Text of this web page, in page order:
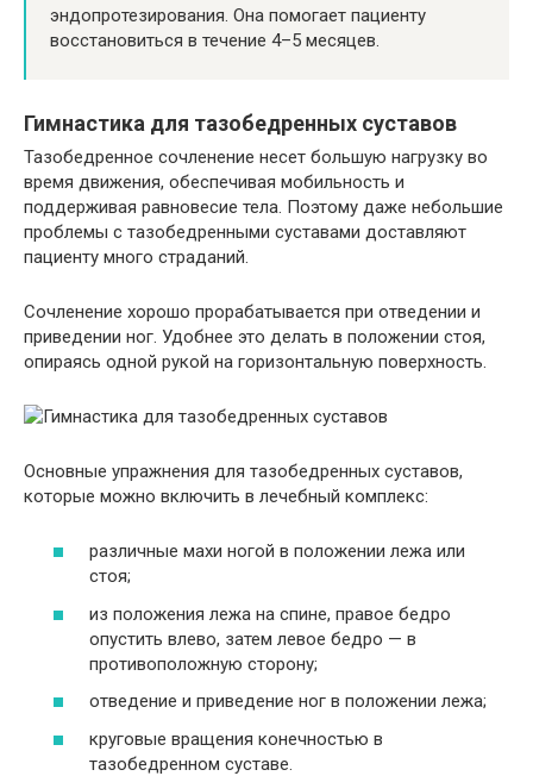
эндопротезирования. Она помогает пациенту
восстановиться в течение 4–5 месяцев.
Гимнастика для тазобедренных суставов
Тазобедренное сочленение несет большую нагрузку во
время движения, обеспечивая мобильность и
поддерживая равновесие тела. Поэтому даже небольшие
проблемы с тазобедренными суставами доставляют
пациенту много страданий.
Сочленение хорошо прорабатывается при отведении и
приведении ног. Удобнее это делать в положении стоя,
опираясь одной рукой на горизонтальную поверхность.
Основные упражнения для тазобедренных суставов,
которые можно включить в лечебный комплекс:
различные махи ногой в положении лежа или
стоя;
из положения лежа на спине, правое бедро
опустить влево, затем левое бедро — в
противоположную сторону;
отведение и приведение ног в положении лежа;
круговые вращения конечностью в
тазобедренном суставе.